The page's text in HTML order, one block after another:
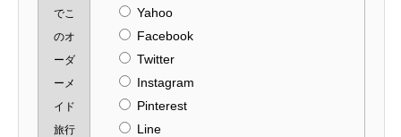
でこ
のオ
ーダ
ーメ
イド
旅行
Yahoo
Facebook
Twitter
Instagram
Pinterest
Line